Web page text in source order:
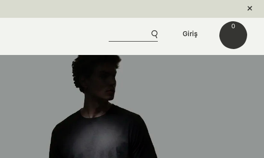
0
Giriş